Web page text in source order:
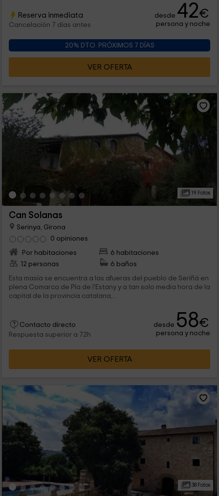
Reserva inmediata
Cancelación 7 días antes
desde 42€
persona y noche
20% DTO. PRÓXIMOS 7 DÍAS
VER OFERTA
19 Fotos
Can Solanas
Serinya, Girona
0 opiniones
Por habitaciones
6 habitaciones
12 personas
6 baños
Esta masía se encuentra a las afueras del pueblo de Seriñá en
plena Comarca de Pla de l'Estany y a tan solo media hora de la
capital de la provincia catalana,...
Contacto directo
Respuesta superior a 72h
desde 58€
persona y noche
VER OFERTA
38 Fotos